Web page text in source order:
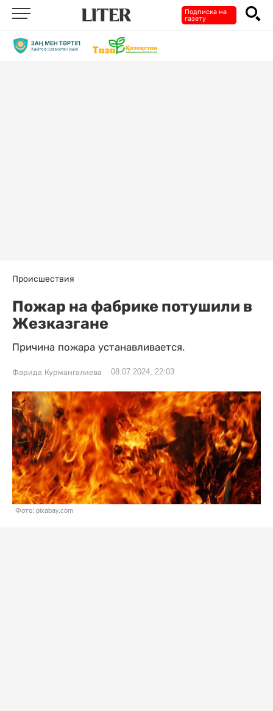
Подписка на
газету
Происшествия
Пожар на фабрике потушили в
Жезказгане
Причина пожара устанавливается.
Фарида Курмангалиева 08.07.2024, 22:03
Фото: pixabay.com